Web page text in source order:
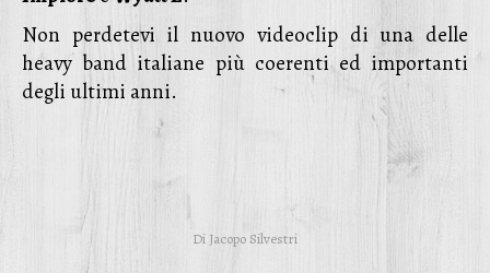
Non perdetevi il nuovo videoclip di una delle
heavy band italiane più coerenti ed importanti
degli ultimi anni.
Di Jacopo Silvestri